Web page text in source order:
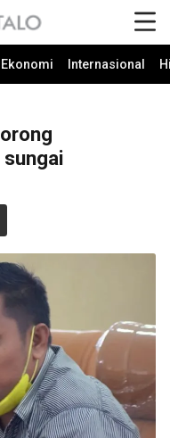
Ekonomi Internasional